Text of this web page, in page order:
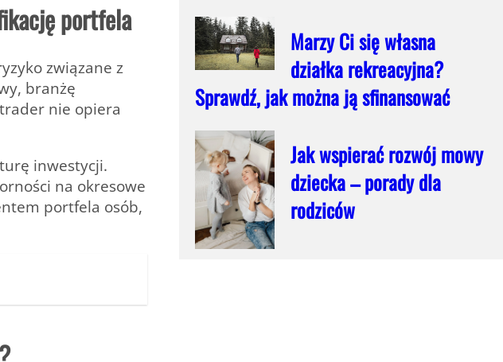
portfela
związane z
branżę
nie opiera
inwestycji.
na okresowe
portfela osób,
Marzy Ci się własna
działka rekreacyjna?
Sprawdź, jak można ją sfinansować
Jak wspierać rozwój mowy
dziecka – porady dla
rodziców